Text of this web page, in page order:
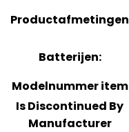
Productafmetingen
Batterijen:
Modelnummer item
Is Discontinued By
Manufacturer